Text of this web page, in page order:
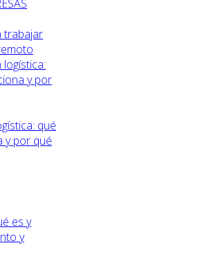
trabajar
qué
y por qué